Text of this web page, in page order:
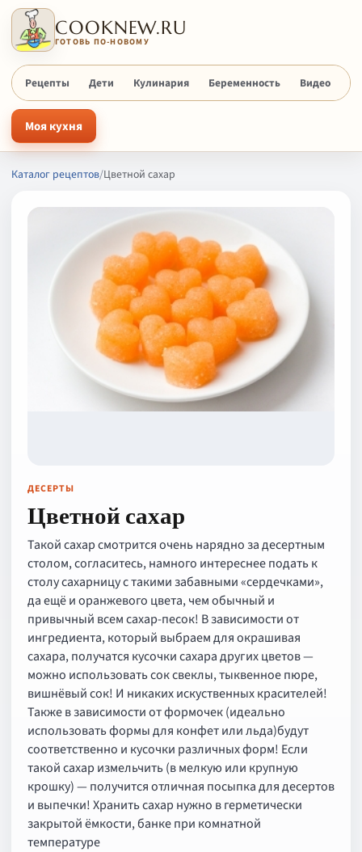
COOKNEW.RU
ГОТОВЬ ПО-НОВОМУ
Рецепты Дети Кулинария Беременность Видео
Моя кухня
Каталог рецептов/Цветной сахар
ДЕСЕРТЫ
Цветной сахар
Такой сахар смотрится очень нарядно за десертным
столом, согласитесь, намного интереснее подать к
столу сахарницу с такими забавными «сердечками»,
да ещё и оранжевого цвета, чем обычный и
привычный всем сахар-песок! В зависимости от
ингредиента, который выбраем для окрашивая
сахара, получатся кусочки сахара других цветов —
можно использовать сок свеклы, тыквенное пюре,
вишнёвый сок! И никаких искуственных красителей!
Также в зависимости от формочек (идеально
использовать формы для конфет или льда)будут
соответственно и кусочки различных форм! Если
такой сахар измельчить (в мелкую или крупную
крошку) — получится отличная посыпка для десертов
и выпечки! Хранить сахар нужно в герметически
закрытой ёмкости, банке при комнатной
температуре